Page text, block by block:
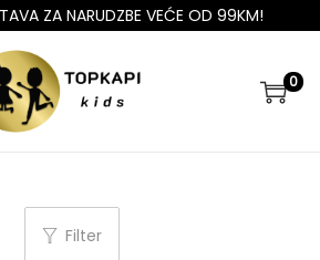
ZA NARUDZBE VEĆE OD 99KM!
0
Filter